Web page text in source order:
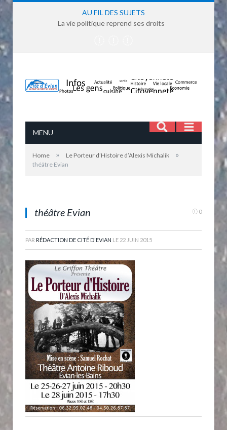
AU FIL DES SUJETS
La vie politique reprend ses droits
MENU
Home » Le Porteur d’Histoire d’Alexis Michalik »
théâtre Evian
théâtre Evian 0
PAR RÉDACTION DE CITÉ D'EVIAN LE 22 JUIN 2015